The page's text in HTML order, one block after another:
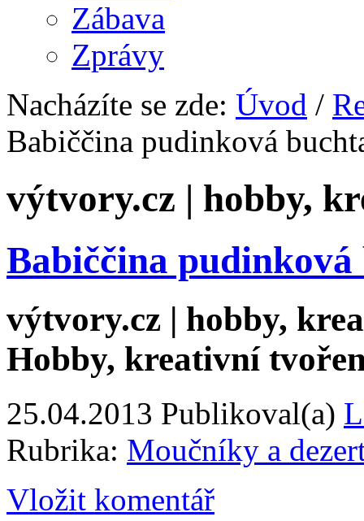
Zábava
Zprávy
Nacházíte se zde: Úvod /
Babiččina pudinková
výtvory.cz | hobby,
Babiččina pudinková
výtvory.cz | hobby,
Hobby, kreativní
25.04.2013 Publikoval(a)
Rubrika: Moučníky a
Vložit komentář